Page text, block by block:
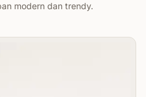
modern dan trendy.